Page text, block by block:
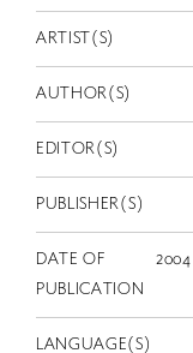
JP
EN
ARTIST(S)
AUTHOR(S)
EDITOR(S)
PUBLISHER(S)
DATE OF
PUBLICATION
2004
LANGUAGE(S)